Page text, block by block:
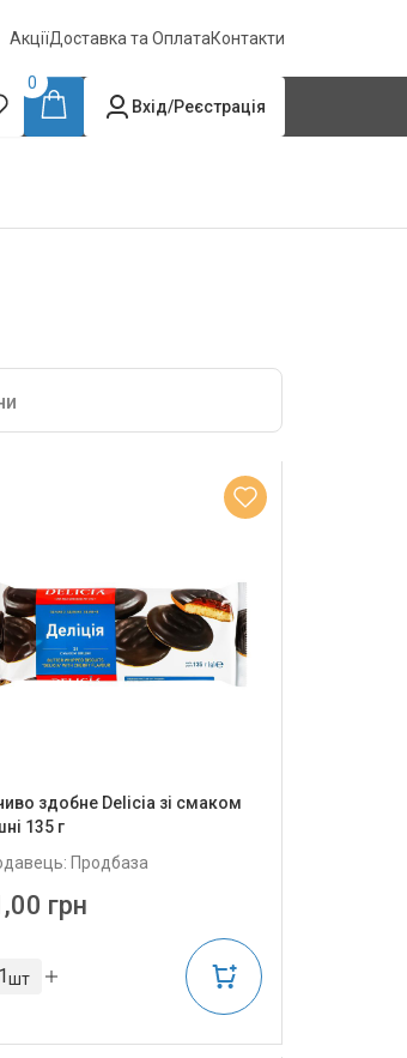
АкціїДоставка та ОплатаКонтакти
0
Вхід/Реєстрація
здобне Delicia зі смаком
135 г
Продбаза
грн
шт